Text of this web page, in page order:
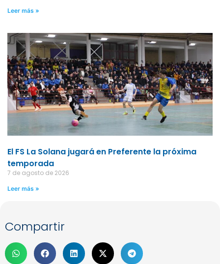
Leer más »
El FS La Solana jugará en Preferente la próxima
temporada
7 de agosto de 2026
Leer más »
Compartir